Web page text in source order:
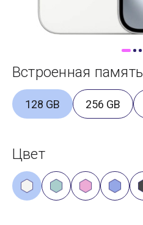
Встроенная память
128 GB 256 GB
Цвет